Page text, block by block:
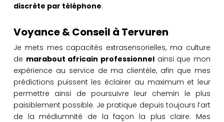
discrète par téléphone.
Voyance & Conseil à Tervuren
Je mets mes capacités extrasensorielles, ma culture
de marabout africain professionnel ainsi que mon
expérience au service de ma clientèle, afin que mes
prédictions puissent les éclairer au maximum et leur
permettre ainsi de poursuivre leur chemin le plus
paisiblement possible. Je pratique depuis toujours l’art
de la médiumnité de la façon la plus claire. Mes